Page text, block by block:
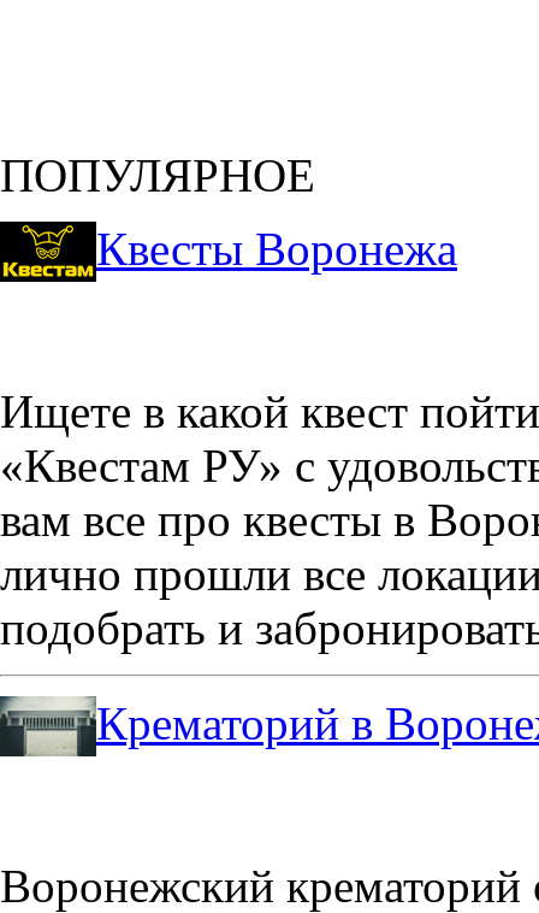
ПОПУЛЯРНОЕ
Квесты Воронежа
Ищете в какой квест
«Квестам РУ» с
вам все про квесты в
лично прошли все
подобрать и
Крематорий в
Воронежский крематорий